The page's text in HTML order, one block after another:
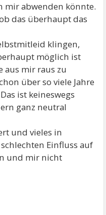
mir abwenden könnte.
das überhaupt das
klingen,
möglich ist
aus mir raus zu
über so viele Jahre
ist keineswegs
ganz neutral
und vieles in
Einfluss auf
und mir nicht